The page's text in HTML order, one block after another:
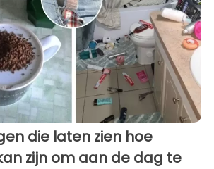
die laten zien hoe
zijn om aan de dag te